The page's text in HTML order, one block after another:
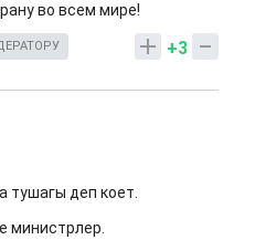
во всем мире!
+3
деп коет.
министрлер.